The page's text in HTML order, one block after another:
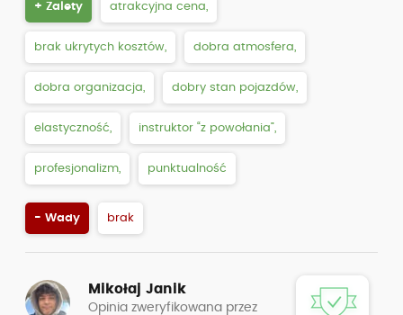
+ Zalety atrakcyjna cena,
brak ukrytych kosztów, dobra atmosfera,
dobra organizacja, dobry stan pojazdów,
elastyczność, instruktor “z powołania”,
profesjonalizm, punktualność
- Wady brak
Mikołaj Janik
Opinia zweryfikowana przez